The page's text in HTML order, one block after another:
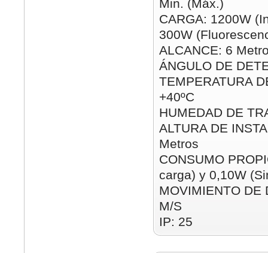
Min. (Máx.)
CARGA: 1200W
300W
ALCANCE: 6
ÁNGULO DE
TEMPERATURA
+40ºC
HUMEDAD DE
ALTURA DE
Metros
CONSUMO
carga) y 0,10W
MOVIMIENTO DE
M/S
IP: 25